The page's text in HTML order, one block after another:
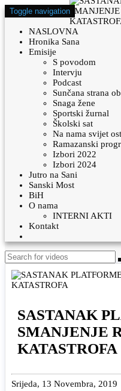
Toggle navigation
NASLOVNA
Hronika Sana
Emisije
S povodom
Intervju
Podcast
Sunčana strana
Snaga žene
Sportski žurnal
Školski sat
Na nama svijet
Ramazanski
Izbori 2022
Izbori 2024
Jutro na Sani
Sanski Most
BiH
O nama
INTERNI AKTI
Kontakt
SASTANAK
SMANJENJE
KATASTROFA
Srijeda, 13 Novembra, 2019